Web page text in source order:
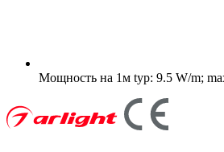
Мощность на 1м typ: 9.5 W/m;